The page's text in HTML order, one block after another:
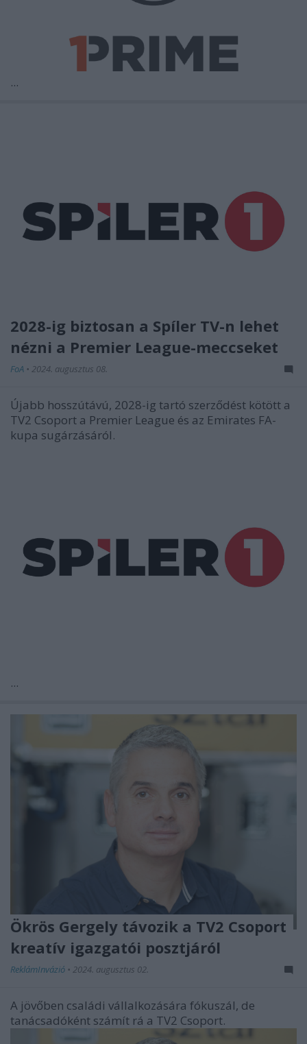
...
2028-ig biztosan a Spíler TV-n lehet
nézni a Premier League-meccseket
FoA • 2024. augusztus 08.
Újabb hosszútávú, 2028-ig tartó szerződést kötött a
TV2 Csoport a Premier League és az Emirates FA-
kupa sugárzásáról.
...
Ökrös Gergely távozik a TV2 Csoport
kreatív igazgatói posztjáról
ReklámInvázió • 2024. augusztus 02.
A jövőben családi vállalkozására fókuszál, de
tanácsadóként számít rá a TV2 Csoport.